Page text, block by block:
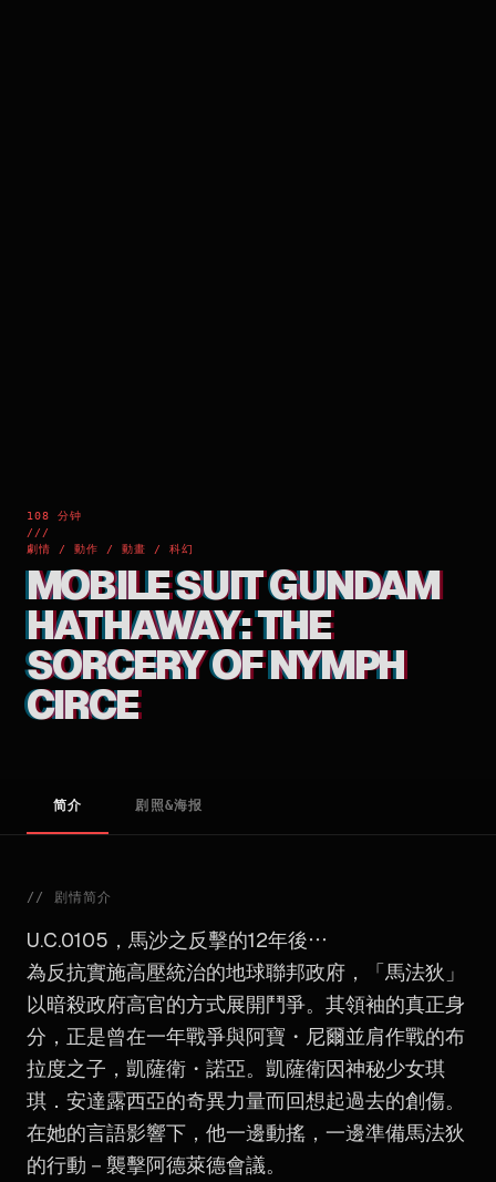
108 分钟
///
劇情 / 動作 / 動畫 / 科幻
MOBILE SUIT GUNDAM
HATHAWAY: THE
SORCERY OF NYMPH
CIRCE
简介 剧照&海报
// 剧情简介
U.C.0105，馬沙之反擊的12年後⋯
為反抗實施高壓統治的地球聯邦政府，「馬法狄」
以暗殺政府高官的方式展開鬥爭。其領袖的真正身
分，正是曾在一年戰爭與阿寶・尼爾並肩作戰的布
拉度之子，凱薩衛・諾亞。凱薩衛因神秘少女琪
琪．安達露西亞的奇異力量而回想起過去的創傷。
在她的言語影響下，他一邊動搖，一邊準備馬法狄
的行動－襲擊阿德萊德會議。